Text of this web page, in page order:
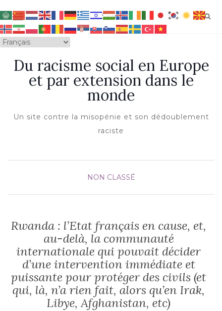
OUVRIR/FERMER LA NAVIGATION
Du racisme social en Europe
et par extension dans le
monde
Un site contre la misopénie et son dédoublement
raciste
NON CLASSÉ
Rwanda : l’Etat français en cause, et,
au-delà, la communauté
internationale qui pouvait décider
d’une intervention immédiate et
puissante pour protéger des civils (et
qui, là, n’a rien fait, alors qu’en Irak,
Libye, Afghanistan, etc)